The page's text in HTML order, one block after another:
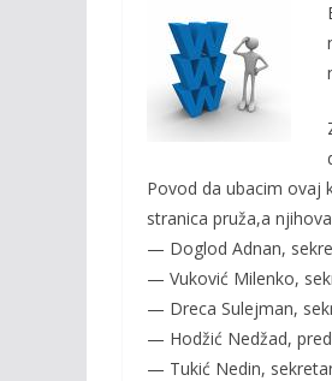
e
b
o
o
k
itt
er
Povod da ubacim ovaj
stranica pruža,a
— Doglod Adnan,
— Vuković Milenko,
— Dreca Sulejman,
— Hodžić Nedžad,
— Tukić Nedin, sekretar